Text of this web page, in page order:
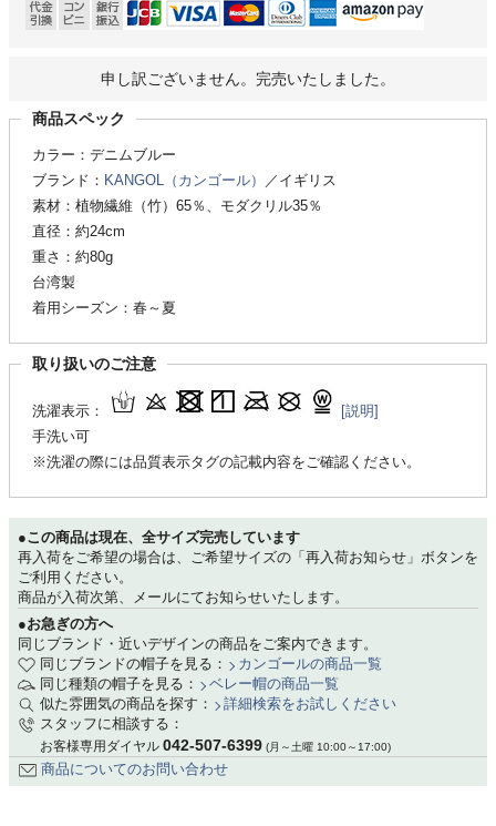
申し訳ございません。完売いたしました。
商品スペック
カラー：デニムブルー
ブランド： KANGOL（カンゴール）
／イギリス
素材：植物繊維（竹）65％、モダクリル35％
直径：約24cm
重さ：約80g
台湾製
着用シーズン：春～夏
取り扱いのご注意
洗濯表示：
[説明]
手洗い可
※洗濯の際には品質表示タグの記載内容をご確認ください。
●この商品は現在、全サイズ完売しています
再入荷をご希望の場合は、ご希望サイズの「再入荷お知らせ」ボタンを
ご利用ください。
商品が入荷次第、メールにてお知らせいたします。
●お急ぎの方へ
同じブランド・近いデザインの商品をご案内できます。
同じブランドの帽子を見る：
カンゴールの商品一覧
同じ種類の帽子を見る：
ベレー帽の商品一覧
似た雰囲気の商品を探す：
詳細検索をお試しください
スタッフに相談する：
お客様専用ダイヤル 042-507-6399 (月～土曜 10:00～17:00)
商品についてのお問い合わせ